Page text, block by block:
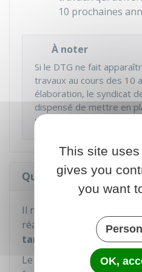
10 prochaines
À noter
Si le DTG ne fait
travaux au cours des 10
élaboration, le syndicat
dispensé de mettre en
pluriannuel de travaux
Quel est le coût d'un
Il n'existe pas de grille
réalisation d'un DTG. Le
tarifs librement.
Le prix d'un DTG est
This site
gives you
you want
OK,